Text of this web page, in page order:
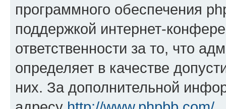
программного обеспечения
поддержкой интернет-
ответственности за то, что
определяет в качестве
них. За дополнительной